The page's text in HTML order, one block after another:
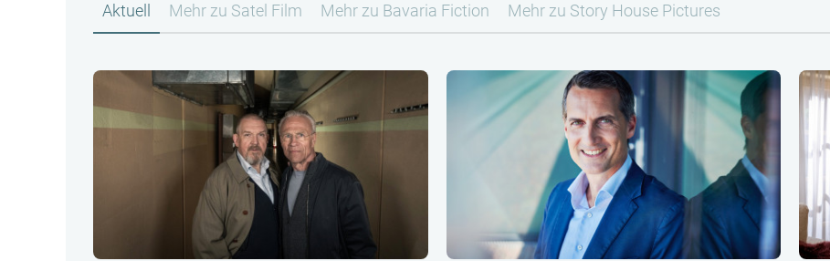
Aktuell Mehr zu Satel Film Mehr zu Bavaria Fiction Mehr zu Story House Pictures